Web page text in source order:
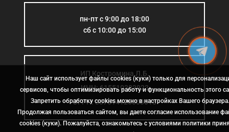
пн-пт с 9:00 до 18:00
сб с 10:00 до 15:00
ИП Костромина Л.Б.
ИНН: 615510383923
ОГРН: 307614126000015
Наш сайт использует файлы cookies (куки) только для
сервисов, чтобы оптимизировать работу и функциональность этого
Запретить обработку cookies можно в настройках Вашего браузера.
Продолжая пользоваться сайтом, вы даете согласие использование
cookies (куки). Пожалуйста, ознакомьтесь с условиями политики